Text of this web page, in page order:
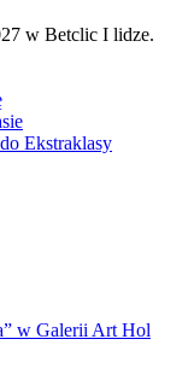
w Betclic I lidze.
Ekstraklasy